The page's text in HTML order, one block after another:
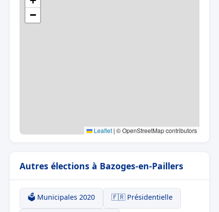
−
Leaflet | © OpenStreetMap contributors
Autres élections à Bazoges-en-Paillers
🗳️ Municipales 2020 🇫🇷 Présidentielle